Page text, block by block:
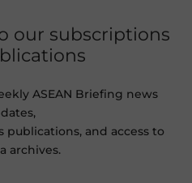
our subscriptions
ASEAN Briefing news
and access to
archives.